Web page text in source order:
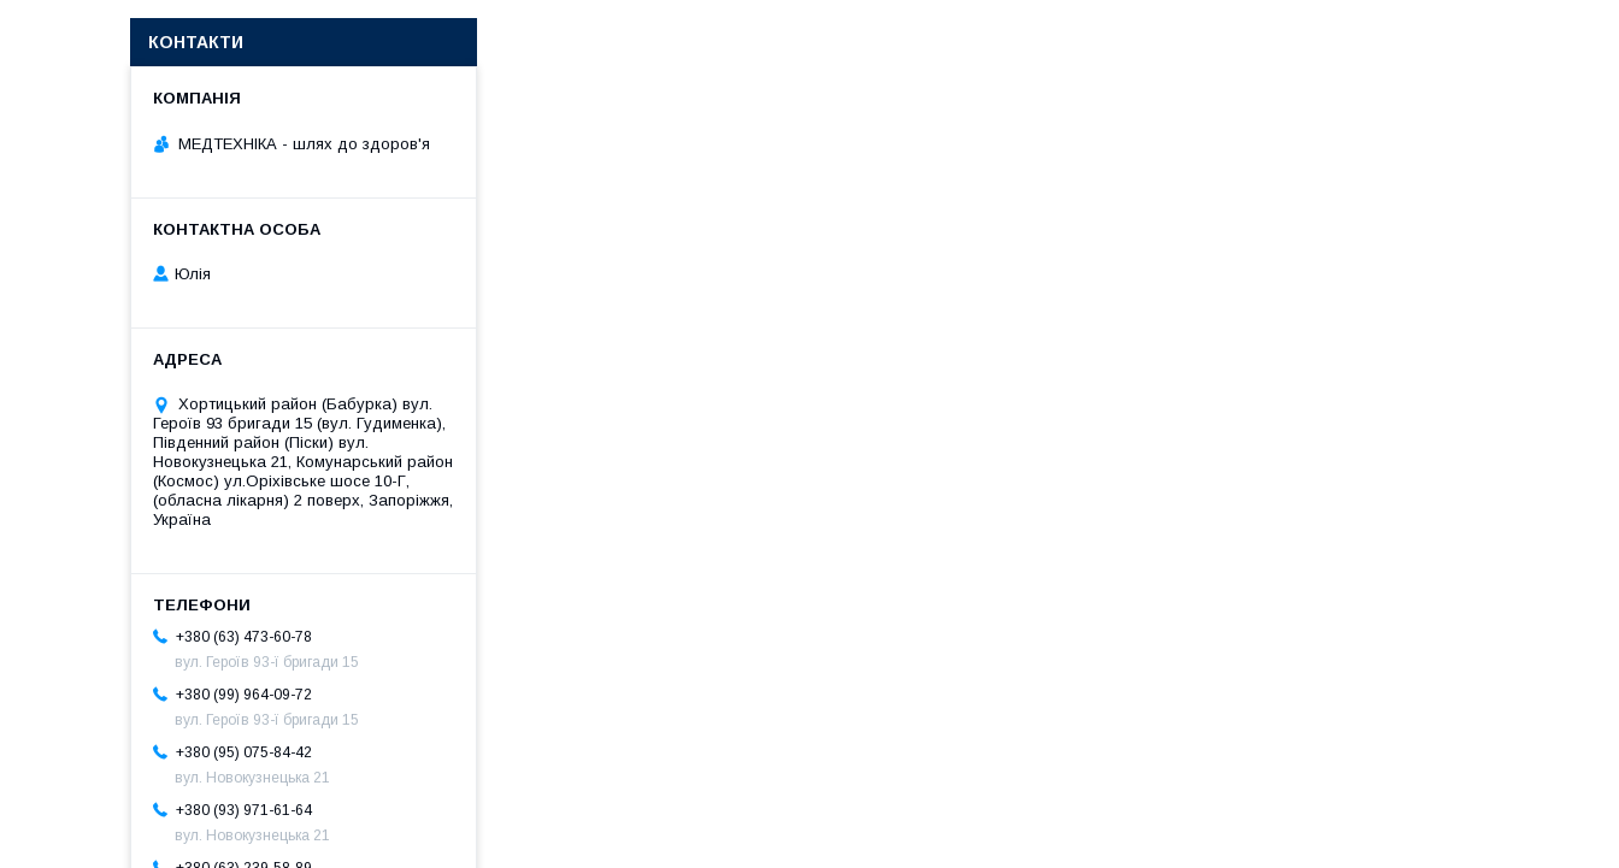
КОНТАКТИ
МЕДТЕХНІКА - шлях до здоров'я
Юлія
Хортицький район (Бабурка) вул.
Героїв 93 бригади 15 (вул. Гудименка),
Південний район (Піски) вул.
Новокузнецька 21, Комунарський район
(Космос) ул.Оріхівське шосе 10-Г,
(обласна лікарня) 2 поверх, Запоріжжя,
Україна
+380 (63) 473-60-78
вул. Героїв 93-ї бригади 15
+380 (99) 964-09-72
вул. Героїв 93-ї бригади 15
+380 (95) 075-84-42
вул. Новокузнецька 21
+380 (93) 971-61-64
вул. Новокузнецька 21